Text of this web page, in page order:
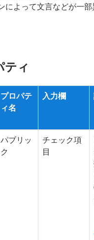
によって文言などが一部
ティ
プロパテ
ィ名
入力欄
パブリッ
ク
チェック項
目